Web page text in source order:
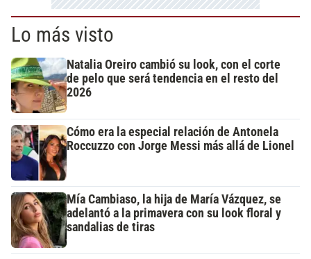
Lo más visto
Natalia Oreiro cambió su look, con el corte
de pelo que será tendencia en el resto del
2026
Cómo era la especial relación de Antonela
Roccuzzo con Jorge Messi más allá de Lionel
Mía Cambiaso, la hija de María Vázquez, se
adelantó a la primavera con su look floral y
sandalias de tiras